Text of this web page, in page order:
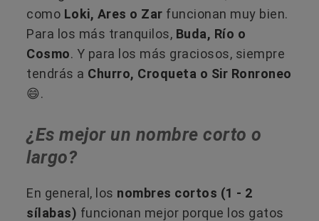
como Loki, Ares o Zar funcionan muy bien.
Para los más tranquilos, Buda, Río o
Cosmo. Y para los más graciosos, siempre
tendrás a Churro, Croqueta o Sir Ronroneo
😄.
¿Es mejor un nombre corto o
largo?
En general, los nombres cortos (1 - 2
sílabas) funcionan mejor porque los gatos